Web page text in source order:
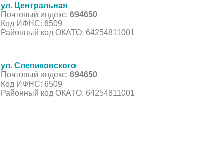
ул. Центральная
Почтовый индекс: 694650
Код ИФНС: 6509
Районный код ОКАТО: 64254811001
ул. Слепиковского
Почтовый индекс: 694650
Код ИФНС: 6509
Районный код ОКАТО: 64254811001